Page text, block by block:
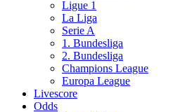
Ligue 1
La Liga
Serie A
1. Bundesliga
2. Bundesliga
Champions League
Europa League
Livescore
Odds